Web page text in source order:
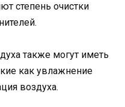
степень очистки
также могут иметь
как увлажнение
воздуха.